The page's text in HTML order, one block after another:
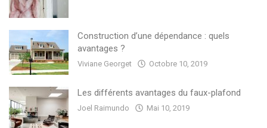
Construction d’une dépendance : quels
avantages ?
Viviane Georget Octobre 10, 2019
Les différents avantages du faux-plafond
Joel Raimundo Mai 10, 2019